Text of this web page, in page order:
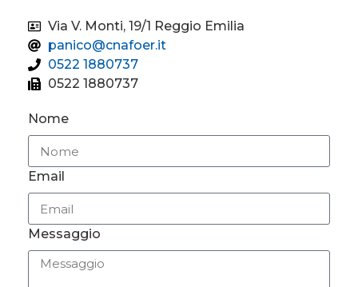
Via V. Monti, 19/1 Reggio Emilia
panico@cnafoer.it
0522 1880737
0522 1880737
Nome
Email
Messaggio